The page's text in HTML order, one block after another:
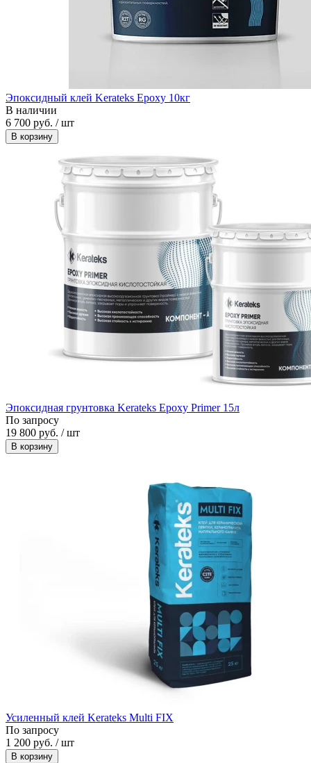
Эпоксидный клей Kerateks Epoxy 10кг
В наличии
6 700 руб. / шт
В корзину
Эпоксидная грунтовка Kerateks Epoxy Primer 15л
По запросу
19 800 руб. / шт
В корзину
Усиленный клей Kerateks Multi FIX
По запросу
1 200 руб. / шт
В корзину